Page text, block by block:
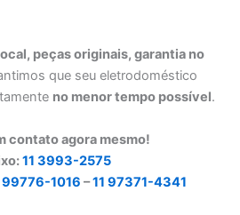
peças originais, garantia no
que seu eletrodoméstico
no menor tempo possível.
contato agora mesmo!
11 3993-2575
99776-1016 –11 97371-4341